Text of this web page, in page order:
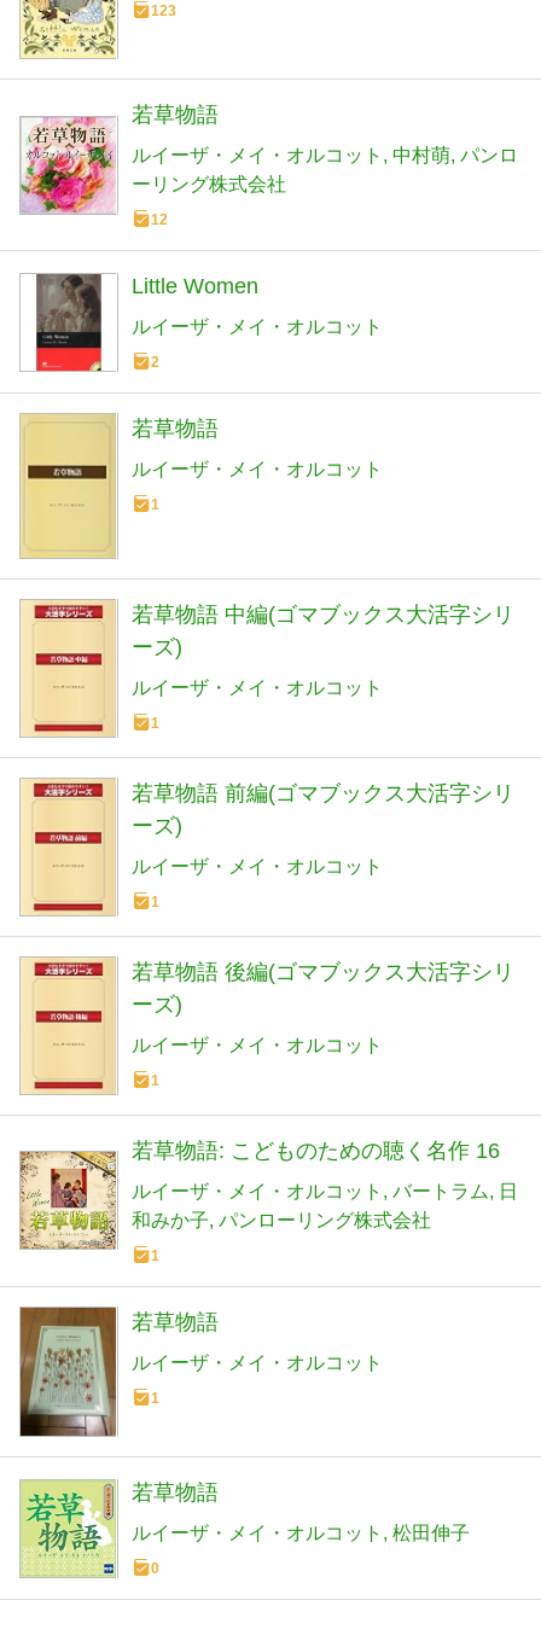
123
若草物語
ルイーザ・メイ・オルコット 中村萌 パンロ
ーリング株式会社
12
Little Women
ルイーザ・メイ・オルコット
2
若草物語
ルイーザ・メイ・オルコット
1
若草物語 中編(ゴマブックス大活字シリ
ーズ)
ルイーザ・メイ・オルコット
1
若草物語 前編(ゴマブックス大活字シリ
ーズ)
ルイーザ・メイ・オルコット
1
若草物語 後編(ゴマブックス大活字シリ
ーズ)
ルイーザ・メイ・オルコット
1
若草物語: こどものための聴く名作 16
ルイーザ・メイ・オルコット バートラム
日
和みか子 パンローリング株式会社
1
若草物語
ルイーザ・メイ・オルコット
1
若草物語
ルイーザ・メイ・オルコット 松田伸子
0